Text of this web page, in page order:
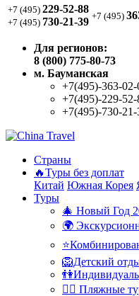
+7 (495) 229-52-88
+7 (495) 730-21-39 +7 (495)
Для регионов:
8 (800) 775-80-73
м. Бауманская
+7(495)-363-02-
+7(495)-229-52-
+7(495)-730-21-
Страны
🔥Туры без доплат
Китай Южная Корея
Туры
🎄 Новый Год
🌍
🦁Детский
🏊‍♂ Пляжные